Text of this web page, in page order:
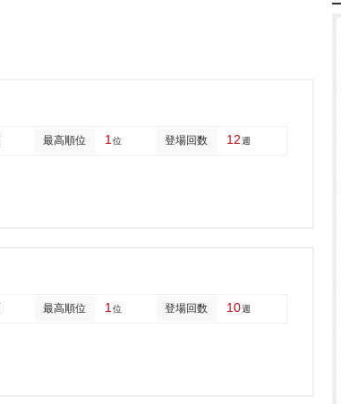
最高順位 1 位 登場回数 12週
最高順位 1 位 登場回数 10週